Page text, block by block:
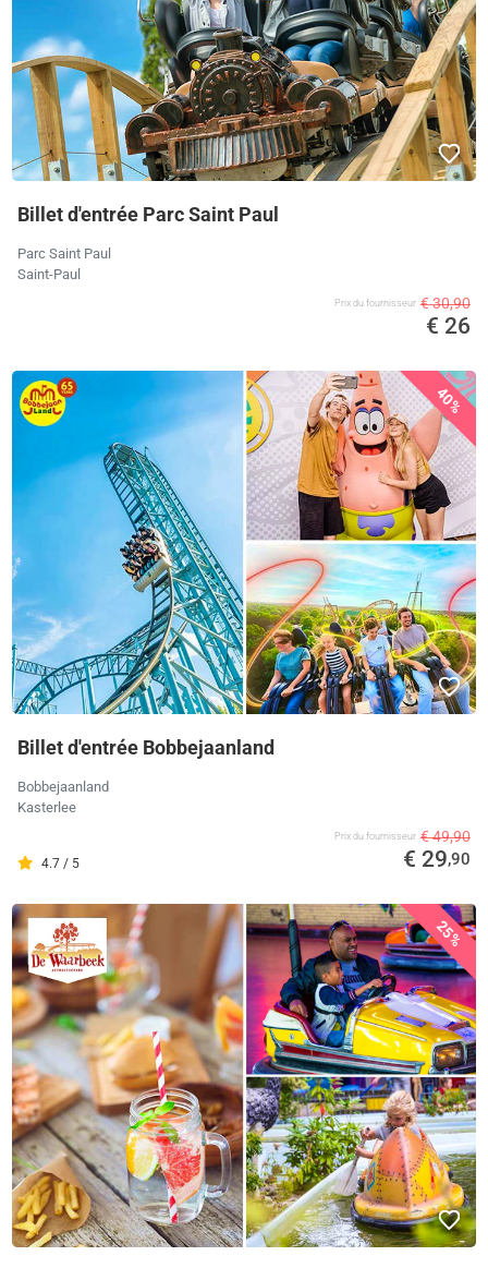
Billet d'entrée Parc Saint Paul
Parc Saint Paul
Saint-Paul
Prix ​​du fournisseur € 30,90
€ 26
40%
Billet d'entrée Bobbejaanland
Bobbejaanland
Kasterlee
4.7 / 5
Prix ​​du fournisseur € 49,90
€ 29,90
25%